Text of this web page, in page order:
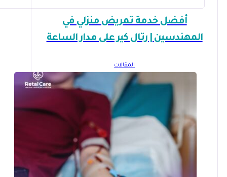
أفضل خدمة تمريض منزلي في
المهندسين | رتال كير على مدار الساعة
المقالات